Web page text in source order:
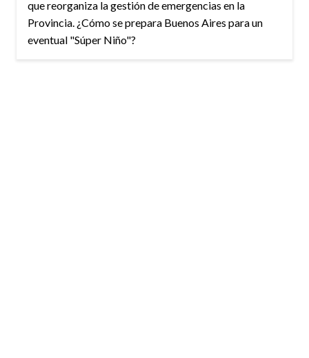
que reorganiza la gestión de emergencias en la
Provincia. ¿Cómo se prepara Buenos Aires para un
eventual "Súper Niño"?